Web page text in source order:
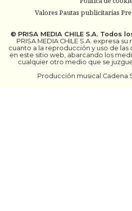
Valores Pautas publicitarias
© PRISA MEDIA CHILE S.A. Todos
PRISA MEDIA CHILE S.A. expresa
cuanto a la reproducción y uso de las
en este sitio web, abarcando los
cualquier otro medio que se
Producción musical Cadena